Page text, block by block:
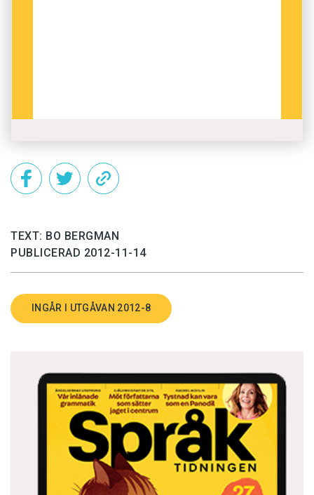
TEXT: BO BERGMAN
PUBLICERAD 2012-11-14
INGÅR I UTGÅVAN 2012-8